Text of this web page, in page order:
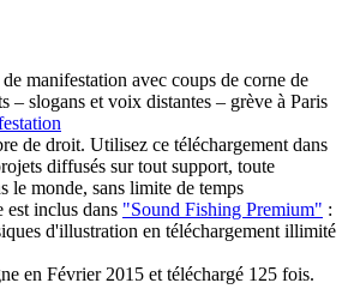
manifestation avec coups de corne de
– slogans et voix distantes – grève à Paris
de droit. Utilisez ce téléchargement dans
diffusés sur tout support, toute
le monde, sans limite de temps
est inclus dans "Sound Fishing Premium" :
d'illustration en téléchargement illimité
en Février 2015 et téléchargé 125 fois.